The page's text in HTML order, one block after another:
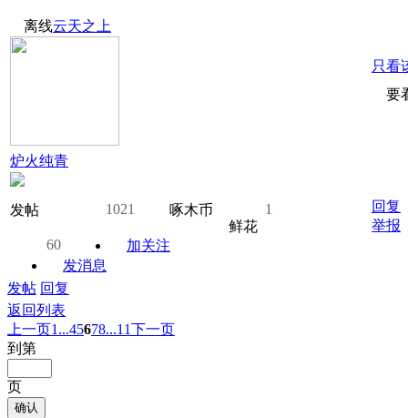
离线云天之上
炉火纯青
发帖 1021 啄木币
1
鲜花
60
加关注
发消息
只看
要
回复
举报
发帖 回复
返回列表
上一页1...45678...11下一页
到第
页
确认